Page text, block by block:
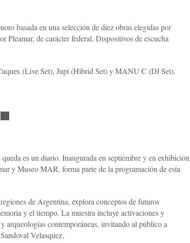
basada en una selección de diez obras elegidas por
de carácter federal. Dispositivos de escucha
(Live Set), Jupi (Hibrid Set) y MANU C (DJ Set).
es un diario. Inaugurada en septiembre y en exhibición
y Museo MAR, forma parte de la programación de esta
de Argentina, explora conceptos de futuros
y el tiempo. La muestra incluye activaciones y
arqueologías contemporáneas, invitando al público a
Velasquez,